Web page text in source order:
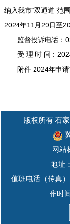
纳入我市“双通道”范
2024年11月29日至
监督投诉电话：
受 理 时 间：
附件 2024年申